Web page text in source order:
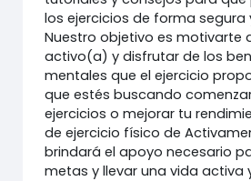
los ejercicios de forma segura
Nuestro objetivo es motivarte
activo(a) y disfrutar de los
mentales que el ejercicio
que estés buscando
ejercicios o mejorar tu
de ejercicio físico de
brindará el apoyo necesario
metas y llevar una vida activa